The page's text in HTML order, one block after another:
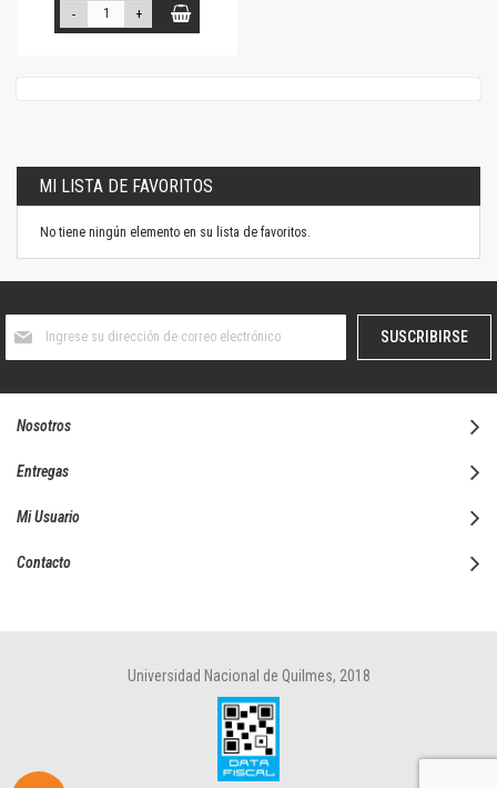
- +
MI LISTA DE FAVORITOS
No tiene ningún elemento en su lista de favoritos.
boletín
SUSCRIBIRSE
Nosotros
Entregas
Mi Usuario
Contacto
Universidad Nacional de Quilmes, 2018